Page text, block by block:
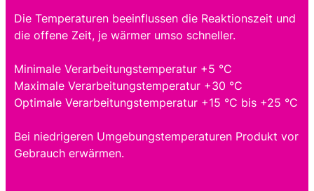
Die Temperaturen beeinflussen die Reaktionszeit und
die offene Zeit, je wärmer umso schneller.
Minimale Verarbeitungstemperatur +5 °C
Maximale Verarbeitungstemperatur +30 °C
Optimale Verarbeitungstemperatur +15 °C bis +25 °C
Bei niedrigeren Umgebungstemperaturen Produkt vor
Gebrauch erwärmen.